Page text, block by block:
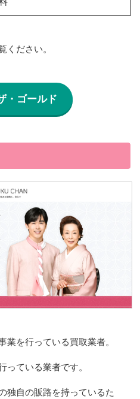
ください。
・ゴールド
業を行っている買取業者。
っている業者です。
独自の販路を持っているた